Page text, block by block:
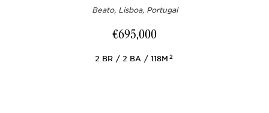
Beato, Lisboa, Portugal
€695,000
2 BR 2 BA 118M2